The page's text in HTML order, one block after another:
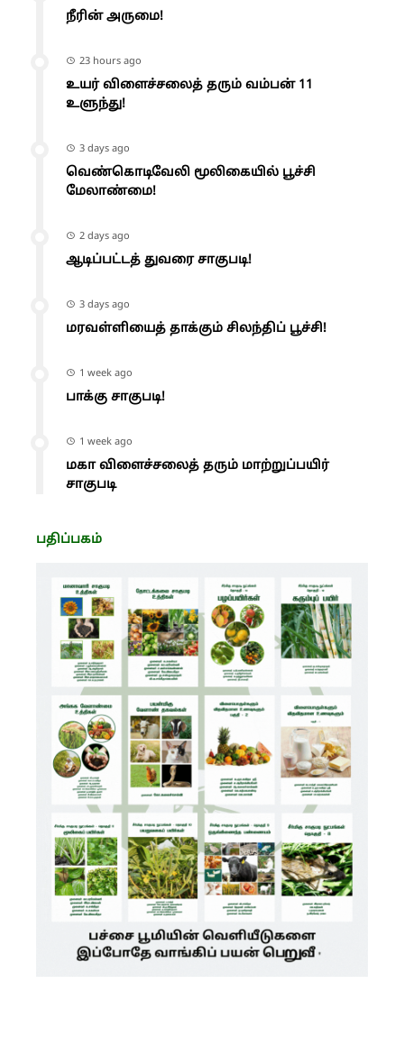
நீரின் அருமை!
23 hours ago
உயர் விளைச்சலைத் தரும் வம்பன் 11
உளுந்து!
3 days ago
வெண்கொடிவேலி மூலிகையில் பூச்சி
மேலாண்மை!
2 days ago
ஆடிப்பட்டத் துவரை சாகுபடி!
3 days ago
மரவள்ளியைத் தாக்கும் சிலந்திப் பூச்சி!
1 week ago
பாக்கு சாகுபடி!
1 week ago
மகா விளைச்சலைத் தரும் மாற்றுப்பயிர்
சாகுபடி
பதிப்பகம்